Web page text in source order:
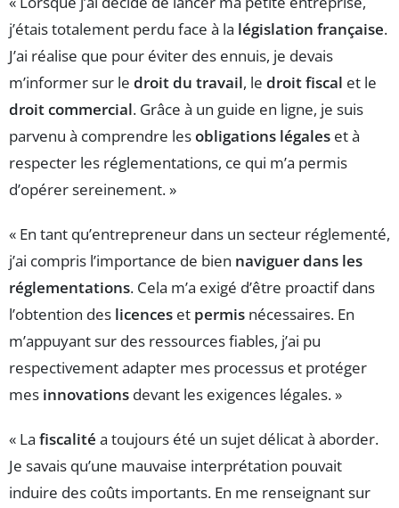
j’étais totalement perdu face à la législation française.
J’ai réalise que pour éviter des ennuis, je devais
m’informer sur le droit du travail, le droit fiscal et le
droit commercial. Grâce à un guide en ligne, je suis
parvenu à comprendre lesobligations légales et à
respecter les réglementations, ce qui m’a permis
d’opérer sereinement. »
« En tant qu’entrepreneur dans un secteur réglementé,
j’ai compris l’importance de bien naviguer dans les
réglementations. Cela m’a exigé d’être proactif dans
l’obtention des licences et permis nécessaires. En
m’appuyant sur des ressources fiables, j’ai pu
respectivement adapter mes processus et protéger
mes innovations devant les exigences légales. »
« La fiscalité a toujours été un sujet délicat à aborder.
Je savais qu’une mauvaise interprétation pouvait
induire des coûts importants. En me renseignant sur